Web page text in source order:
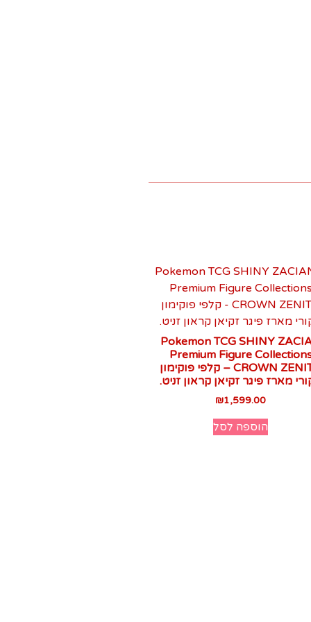
Pokemon TCG SHINY
Premium Figure
CROWN ZENITH – קלפי פוקימון
מארז פיגר זקיאן קראון זניט.
₪1,599.00
הוספה לסל